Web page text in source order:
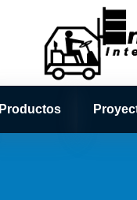
Productos